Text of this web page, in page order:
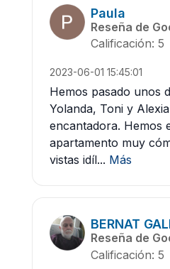
Paula
Reseña de
Calificación: 5
2023-06-01 15:45:01
Hemos pasado unos
Yolanda, Toni y
encantadora. Hemos
apartamento muy
vistas idíl... Más
BERNAT
Reseña de
Calificación: 5